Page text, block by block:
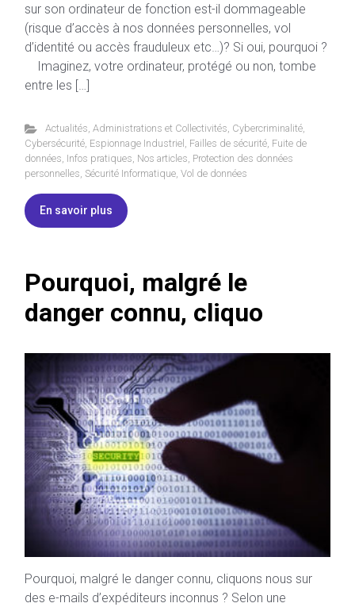
sur son ordinateur de fonction est-il dommageable
(risque d’accès à nos données personnelles, vol
d’identité ou accès frauduleux etc…)? Si oui, pourquoi ?
Imaginez, votre ordinateur, protégé ou non, tombe
entre les […]
Actualités, Administrations et Collectivités, Cybercriminalité,
Cybersécurité, Espionnage Industriel , Failles de sécurité, Fuite de
données, Infos pratiques, Nos articles, Protection des données
personnelles, Sécurité Informatique, Vol de données
En savoir plus
Pourquoi, malgré le
danger connu, cliquo
Pourquoi, malgré le danger connu, cliquons nous sur
des e-mails d’expéditeurs inconnus ? Selon une